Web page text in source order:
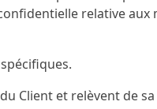
relative
Client et relèvent de